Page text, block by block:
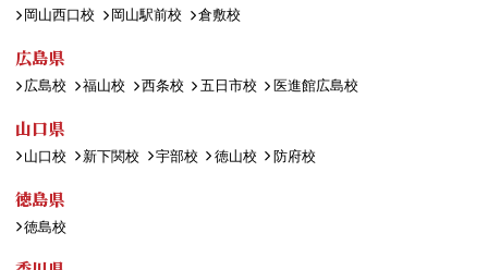
岡山西口校 岡山駅前校 倉敷校
広島県
広島校 福山校 西条校 五日市校 医進館広島校
山口県
山口校 新下関校 宇部校 徳山校 防府校
徳島県
徳島校